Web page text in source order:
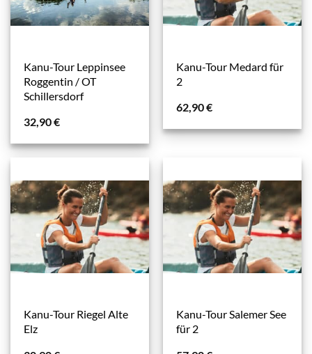
Kanu-Tour Leppinsee
Roggentin / OT
Schillersdorf
32,90€
Kanu-Tour Medard für
2
62,90€
Kanu-Tour Riegel Alte
Elz
Kanu-Tour Salemer See
für 2